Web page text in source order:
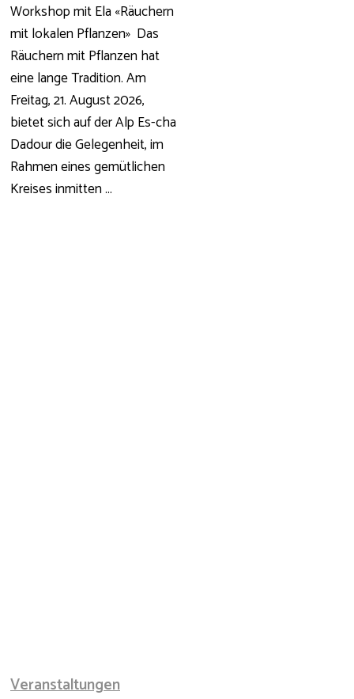
Workshop mit Ela «Räuchern
mit lokalen Pflanzen» Das
Räuchern mit Pflanzen hat
eine lange Tradition. Am
Freitag, 21. August 2026,
bietet sich auf der Alp Es-cha
Dadour die Gelegenheit, im
Rahmen eines gemütlichen
Kreises inmitten ...
Veranstaltungen